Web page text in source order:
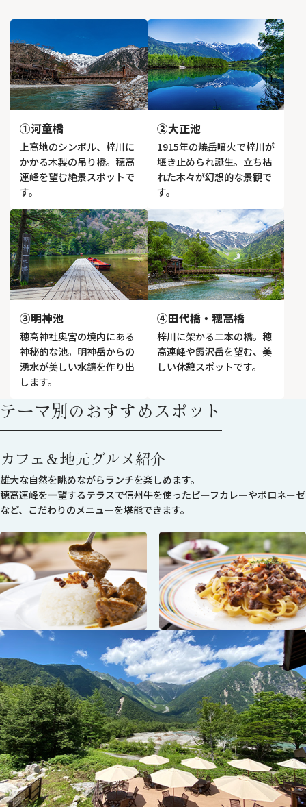
①河童橋
上高地のシンボル、梓川に
かかる木製の吊り橋。穂高
連峰を望む絶景スポットで
す。
②大正池
1915年の焼岳噴火で梓川が
堰き止められ誕生。立ち枯
れた木々が幻想的な景観で
す。
③明神池
穂高神社奥宮の境内にある
神秘的な池。明神岳からの
湧水が美しい水鏡を作り出
します。
④田代橋・穂高橋
梓川に架かる二本の橋。穂
高連峰や霞沢岳を望む、美
しい休憩スポットです。
テーマ別のおすすめスポット
カフェ＆地元グルメ紹介
雄大な自然を眺めながらランチを楽しめます。
穂高連峰を一望するテラスで信州牛を使ったビーフカレーやボロネーゼ
など、こだわりのメニューを堪能できます。